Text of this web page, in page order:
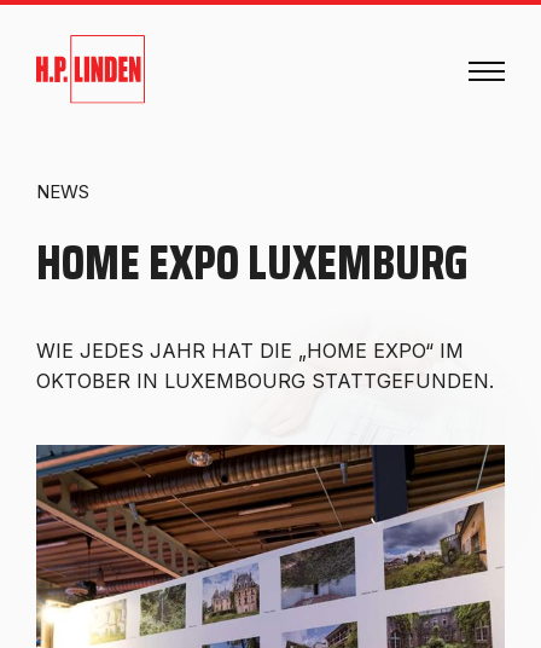
NEWS
HOME EXPO LUXEMBURG
WIE JEDES JAHR HAT DIE „HOME EXPO“ IM
OKTOBER IN LUXEMBOURG STATTGEFUNDEN.